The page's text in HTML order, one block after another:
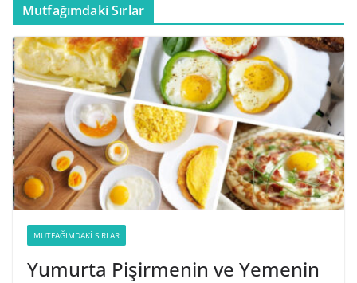
Mutfağımdaki Sırlar
MUTFAĞIMDAKI SIRLAR
Yumurta Pişirmenin ve Yemenin